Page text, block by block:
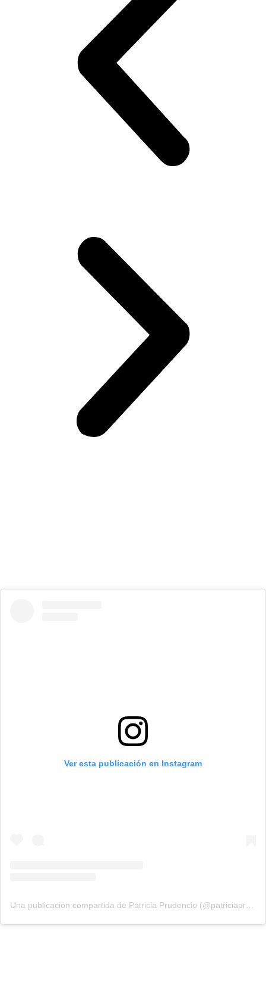
Ver esta publicación en Instagram
Una publicación compartida de Patricia Prudencio (@patriciaprudencio98)